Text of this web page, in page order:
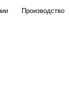
Производство